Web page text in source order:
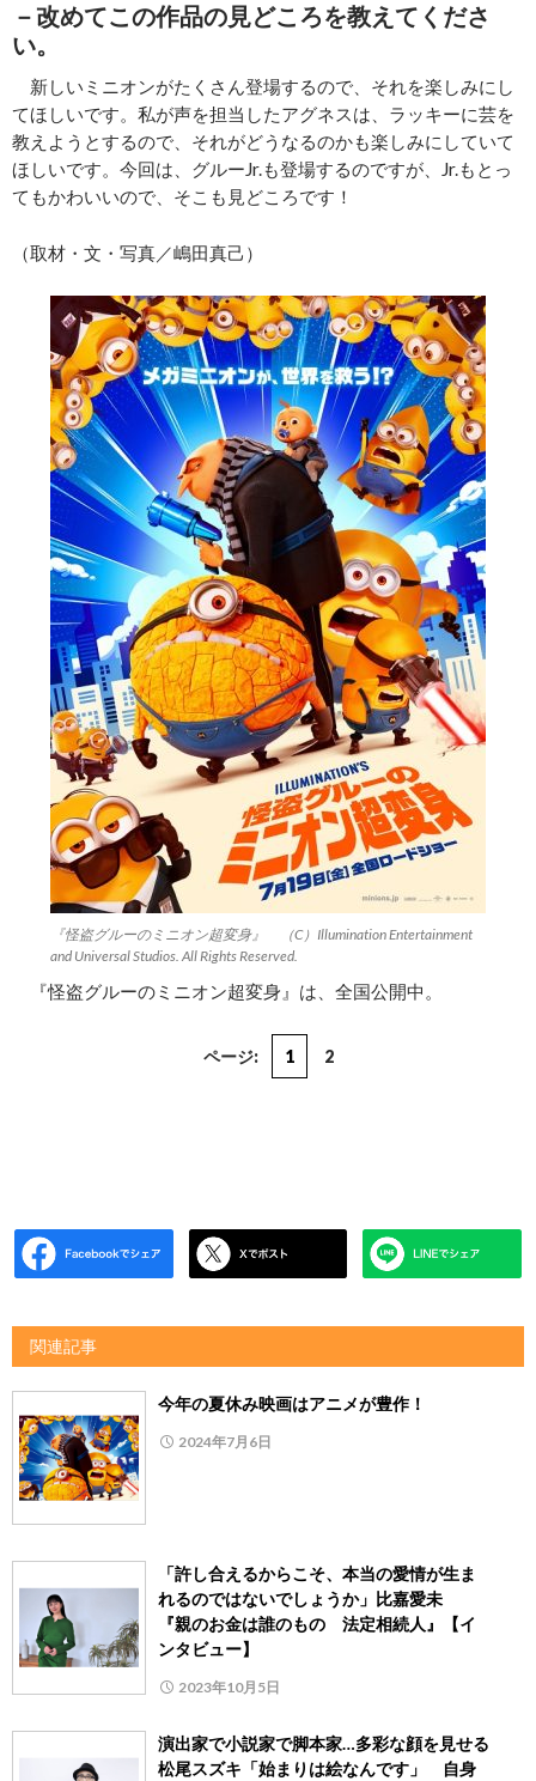
－改めてこの作品の見どころを教えてくださ
い。
新しいミニオンがたくさん登場するので、それを楽しみにし
てほしいです。私が声を担当したアグネスは、ラッキーに芸を
教えようとするので、それがどうなるのかも楽しみにしていて
ほしいです。今回は、グルーJr.も登場するのですが、Jr.もとっ
てもかわいいので、そこも見どころです！
（取材・文・写真／嶋田真己）
『怪盗グルーのミニオン超変身』 （C）Illumination Entertainment
and Universal Studios. All Rights Reserved.
『怪盗グルーのミニオン超変身』は、全国公開中。
ページ: 1 2
関連記事
今年の夏休み映画はアニメが豊作！
2024年7月6日
「許し合えるからこそ、本当の愛情が生ま
れるのではないでしょうか」比嘉愛未
『親のお金は誰のもの 法定相続人』【イ
ンタビュー】
2023年10月5日
演出家で小説家で脚本家…多彩な顔を見せる
松尾スズキ「始まりは絵なんです」 自身